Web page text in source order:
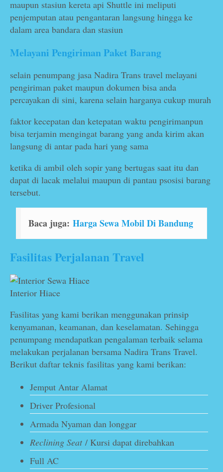
maupun stasiun kereta api Shuttle ini meliputi
penjemputan atau pengantaran langsung hingga ke
dalam area bandara dan stasiun
Melayani Pengiriman Paket Barang
selain penumpang jasa Nadira Trans travel melayani
pengiriman paket maupun dokumen bisa anda
percayakan di sini, karena selain harganya cukup murah
faktor kecepatan dan ketepatan waktu pengirimanpun
bisa terjamin mengingat barang yang anda kirim akan
langsung di antar pada hari yang sama
ketika di ambil oleh sopir yang bertugas saat itu dan
dapat di lacak melalui maupun di pantau psosisi barang
tersebut.
Baca juga:Harga Sewa Mobil Di Bandung
Fasilitas Perjalanan Travel
Interior Hiace
Fasilitas yang kami berikan menggunakan prinsip
kenyamanan, keamanan, dan keselamatan. Sehingga
penumpang mendapatkan pengalaman terbaik selama
melakukan perjalanan bersama Nadira Trans Travel.
Berikut daftar teknis fasilitas yang kami berikan:
Jemput Antar Alamat
Driver Profesional
Armada Nyaman dan longgar
Reclining Seat/ Kursi dapat direbahkan
Full AC